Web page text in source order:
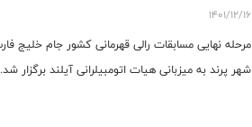
1401/12/16
شهر پرند به میزبانی هیات اتومبیلرانی آیلند برگزار شد.